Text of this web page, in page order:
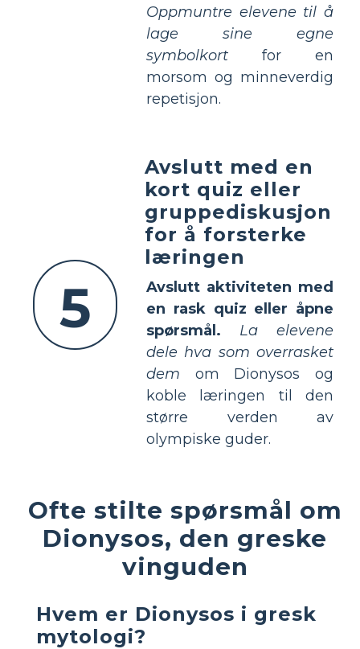
Oppmuntre elevene til å
lage sine egne
symbolkort for en
morsom og minneverdig
repetisjon.
5
Avslutt med en
kort quiz eller
gruppediskusjon
for å forsterke
læringen
Avslutt aktiviteten med
en rask quiz eller åpne
spørsmål.
La elevene
dele hva som overrasket
dem om Dionysos og
koble læringen til den
større verden av
olympiske guder.
Ofte stilte spørsmål om
Dionysos, den greske
vinguden
Hvem er Dionysos i gresk
mytologi?